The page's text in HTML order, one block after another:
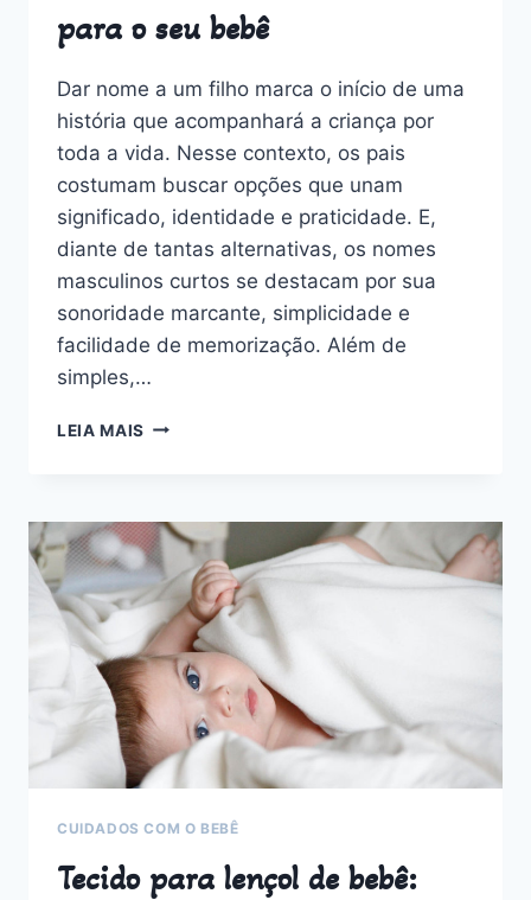
para o seu bebê
Dar nome a um filho marca o início de uma
história que acompanhará a criança por
toda a vida. Nesse contexto, os pais
costumam buscar opções que unam
significado, identidade e praticidade. E,
diante de tantas alternativas, os nomes
masculinos curtos se destacam por sua
sonoridade marcante, simplicidade e
facilidade de memorização. Além de
simples,…
LEIA MAIS DESCUBRA
CURTOS
PERFEITOS
PARA
O
SEU
BEBÊ
CUIDADOS COM O BEBÊ
Tecido para lençol de bebê: